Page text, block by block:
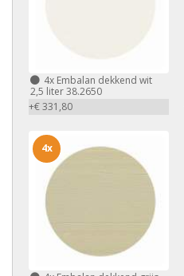
4x Embalan dekkend wit
2,5 liter 38.2650
+€ 331,80
4x